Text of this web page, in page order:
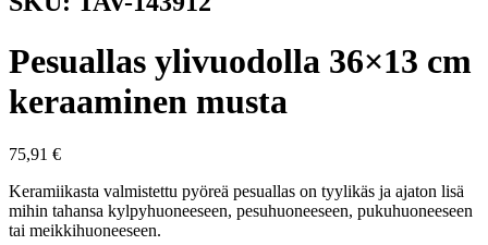
Pesuallas ylivuodolla 36×13 cm
keraaminen musta
75,91 €
Keramiikasta valmistettu pyöreä pesuallas on tyylikäs ja ajaton lisä
mihin tahansa kylpyhuoneeseen, pesuhuoneeseen, pukuhuoneeseen
tai meikkihuoneeseen.